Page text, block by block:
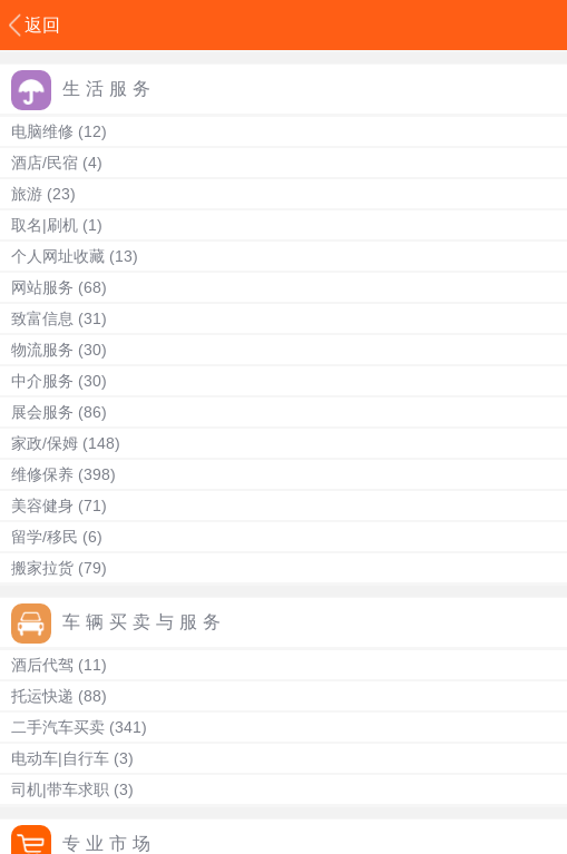
返回
生活服务
电脑维修 (12)
酒店/民宿 (4)
旅游 (23)
取名|刷机 (1)
个人网址收藏 (13)
网站服务 (68)
致富信息 (31)
物流服务 (30)
中介服务 (30)
展会服务 (86)
家政/保姆 (148)
维修保养 (398)
美容健身 (71)
留学/移民 (6)
搬家拉货 (79)
车辆买卖与服务
酒后代驾 (11)
托运快递 (88)
二手汽车买卖 (341)
电动车|自行车 (3)
司机|带车求职 (3)
专业市场